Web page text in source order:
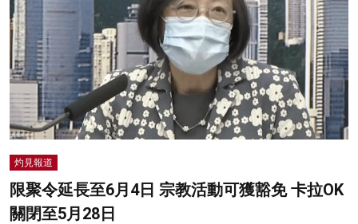
灼見報道
限聚令延長至6月4日 宗教活動可獲豁免 卡拉OK
關閉至5月28日